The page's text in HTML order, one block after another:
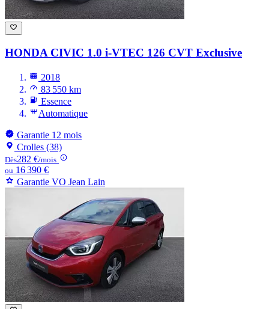
HONDA CIVIC 1.0 i-VTEC 126 CVT Exclusive
2018
83 550 km
Essence
Automatique
Garantie 12 mois
Crolles (38)
Dès282 €/mois
ou 16 390 €
Garantie VO Jean Lain